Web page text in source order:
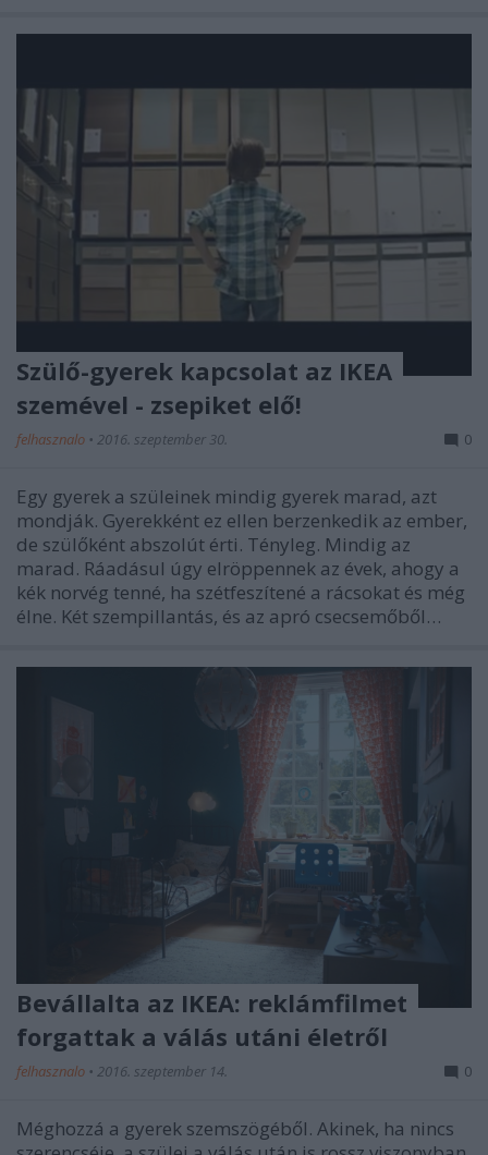
Szülő-gyerek kapcsolat az IKEA
szemével - zsepiket elő!
felhasznalo • 2016. szeptember 30. 0
Egy gyerek a szüleinek mindig gyerek marad, azt
mondják. Gyerekként ez ellen berzenkedik az ember,
de szülőként abszolút érti. Tényleg. Mindig az
marad. Ráadásul úgy elröppennek az évek, ahogy a
kék norvég tenné, ha szétfeszítené a rácsokat és még
élne. Két szempillantás, és az apró csecsemőből…
Bevállalta az IKEA: reklámfilmet
forgattak a válás utáni életről
felhasznalo • 2016. szeptember 14. 0
Méghozzá a gyerek szemszögéből. Akinek, ha nincs